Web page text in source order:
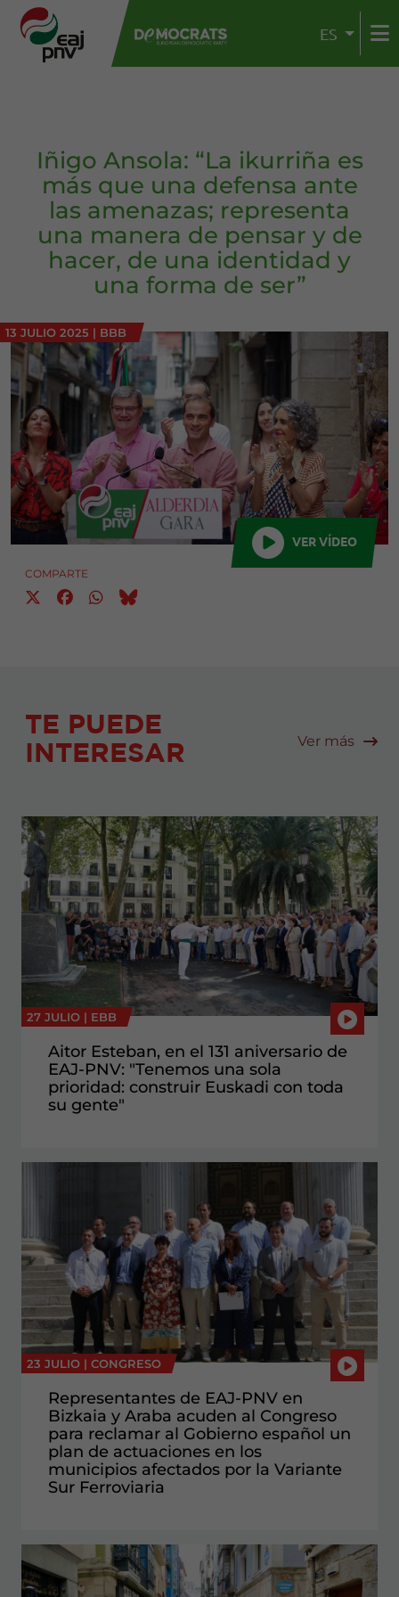
ES
Iñigo Ansola: “La ikurriña es
más que una defensa ante
las amenazas; representa
una manera de pensar y de
hacer, de una identidad y
una forma de ser”
13 JULIO 2025 | BBB
VER VÍDEO
COMPARTE
TE PUEDE
INTERESAR
Ver más
27 JULIO | EBB
Aitor Esteban, en el 131 aniversario de
EAJ-PNV: "Tenemos una sola
prioridad: construir Euskadi con toda
su gente"
23 JULIO | CONGRESO
Representantes de EAJ-PNV en
Bizkaia y Araba acuden al Congreso
para reclamar al Gobierno español un
plan de actuaciones en los
municipios afectados por la Variante
Sur Ferroviaria